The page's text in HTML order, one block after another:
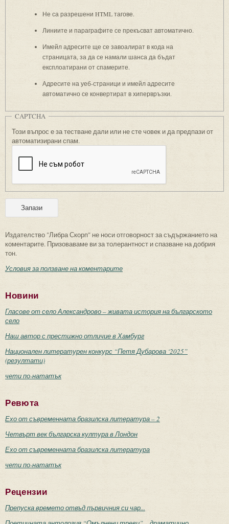
Не са разрешени HTML тагове.
Линиите и параграфите се прекъсват автоматично.
Имейл адресите ще се завоалират в кода на
страницата, за да се намали шанса да бъдат
експлоатирани от спамерите.
Адресите на уеб-страници и имейл адресите
автоматично се конвертират в хипервръзки.
CAPTCHA
Този въпрос е за тестване дали или не сте човек и да предпази от
автоматизирани спам.
Издателство "Либра Скорп" не носи отговорност за съдържанието на
коментарите. Призоваваме ви за толерантност и спазване на добрия
тон.
Условия за ползване на коментарите
Новини
Гласове от село Александрово – живата история на българското
село
Наш автор с престижно отличие в Хамбург
Национален литературен конкурс “Петя Дубарова ‘2025”
(резултати)
чети по-нататък
Ревюта
Ехо от съвременната бразилска литература – 2
Четвърт век българска култура в Лондон
Ехо от съвременната бразилска литература
чети по-нататък
Рецензии
Препуска времето отвъд първичния си чар...